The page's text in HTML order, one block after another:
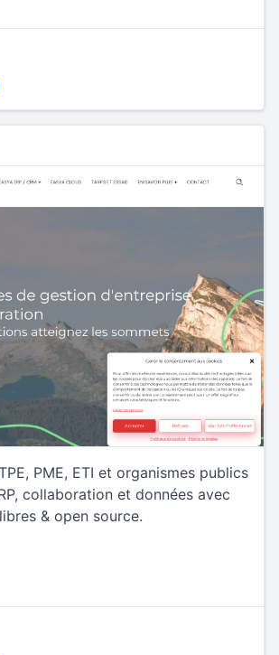
PME, ETI et organismes publics
collaboration et données avec
& open source.